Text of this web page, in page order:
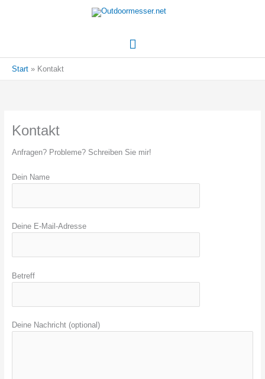
Hauptmenü
Start Kontakt
Kontakt
Anfragen? Probleme? Schreiben Sie mir!
Dein Name
Deine E-Mail-Adresse
Betreff
Deine Nachricht (optional)